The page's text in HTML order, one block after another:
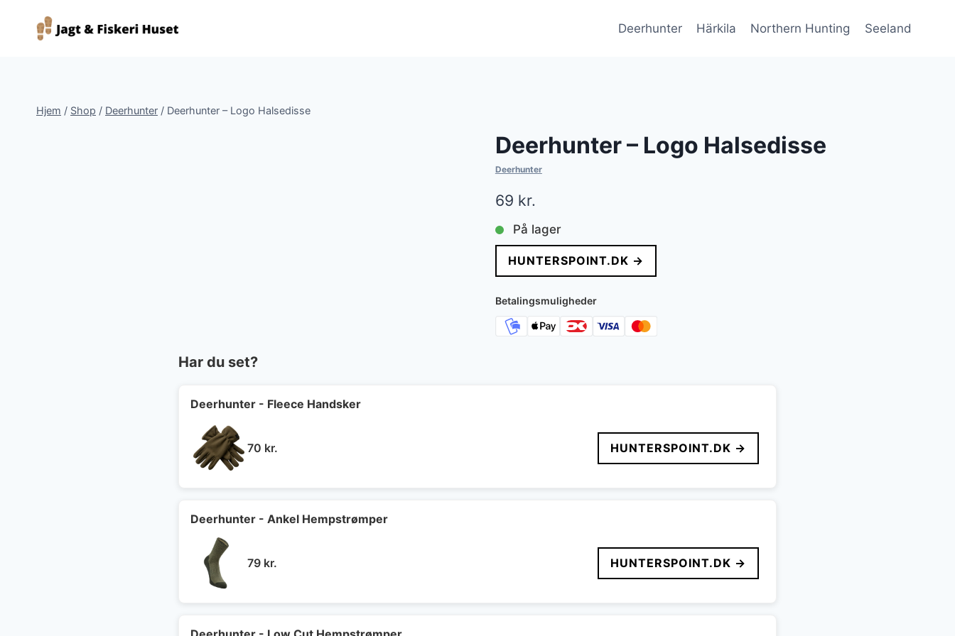
Deerhunter Härkila Northern Hunting Seeland
Hjem / Shop / Deerhunter / Deerhunter – Logo Halsedisse
Deerhunter – Logo Halsedisse
Deerhunter
69 kr.
På lager
HUNTERSPOINT.DK →
Betalingsmuligheder
Har du set?
Deerhunter - Fleece Handsker
70 kr. HUNTERSPOINT.DK →
Deerhunter - Ankel Hempstrømper
79 kr. HUNTERSPOINT.DK →